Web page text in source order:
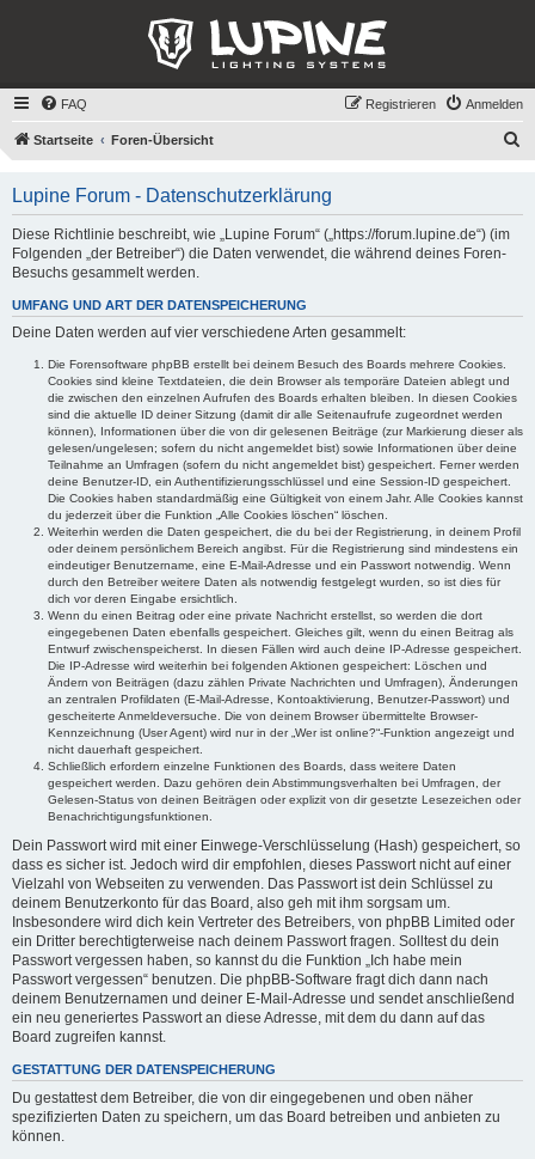
FAQ Anmelden
Registrieren
Startseite Foren-Übersicht
Lupine Forum - Datenschutzerklärung
Diese Richtlinie beschreibt, wie „Lupine Forum“ („https://forum.lupine.de“) (im
Folgenden „der Betreiber“) die Daten verwendet, die während deines Foren-
Besuchs gesammelt werden.
UMFANG UND ART DER DATENSPEICHERUNG
Deine Daten werden auf vier verschiedene Arten gesammelt:
Die Forensoftware phpBB erstellt bei deinem Besuch des Boards mehrere Cookies.
Cookies sind kleine Textdateien, die dein Browser als temporäre Dateien ablegt und
die zwischen den einzelnen Aufrufen des Boards erhalten bleiben. In diesen Cookies
sind die aktuelle ID deiner Sitzung (damit dir alle Seitenaufrufe zugeordnet werden
können), Informationen über die von dir gelesenen Beiträge (zur Markierung dieser als
gelesen/ungelesen; sofern du nicht angemeldet bist) sowie Informationen über deine
Teilnahme an Umfragen (sofern du nicht angemeldet bist) gespeichert. Ferner werden
deine Benutzer-ID, ein Authentifizierungsschlüssel und eine Session-ID gespeichert.
Die Cookies haben standardmäßig eine Gültigkeit von einem Jahr. Alle Cookies kannst
du jederzeit über die Funktion „Alle Cookies löschen“ löschen.
Weiterhin werden die Daten gespeichert, die du bei der Registrierung, in deinem Profil
oder deinem persönlichem Bereich angibst. Für die Registrierung sind mindestens ein
eindeutiger Benutzername, eine E-Mail-Adresse und ein Passwort notwendig. Wenn
durch den Betreiber weitere Daten als notwendig festgelegt wurden, so ist dies für
dich vor deren Eingabe ersichtlich.
Wenn du einen Beitrag oder eine private Nachricht erstellst, so werden die dort
eingegebenen Daten ebenfalls gespeichert. Gleiches gilt, wenn du einen Beitrag als
Entwurf zwischenspeicherst. In diesen Fällen wird auch deine IP-Adresse gespeichert.
Die IP-Adresse wird weiterhin bei folgenden Aktionen gespeichert: Löschen und
Ändern von Beiträgen (dazu zählen Private Nachrichten und Umfragen), Änderungen
an zentralen Profildaten (E-Mail-Adresse, Kontoaktivierung, Benutzer-Passwort) und
gescheiterte Anmeldeversuche. Die von deinem Browser übermittelte Browser-
Kennzeichnung (User Agent) wird nur in der „Wer ist online?“-Funktion angezeigt und
nicht dauerhaft gespeichert.
Schließlich erfordern einzelne Funktionen des Boards, dass weitere Daten
gespeichert werden. Dazu gehören dein Abstimmungsverhalten bei Umfragen, der
Gelesen-Status von deinen Beiträgen oder explizit von dir gesetzte Lesezeichen oder
Benachrichtigungsfunktionen.
Dein Passwort wird mit einer Einwege-Verschlüsselung (Hash) gespeichert, so
dass es sicher ist. Jedoch wird dir empfohlen, dieses Passwort nicht auf einer
Vielzahl von Webseiten zu verwenden. Das Passwort ist dein Schlüssel zu
deinem Benutzerkonto für das Board, also geh mit ihm sorgsam um.
Insbesondere wird dich kein Vertreter des Betreibers, von phpBB Limited oder
ein Dritter berechtigterweise nach deinem Passwort fragen. Solltest du dein
Passwort vergessen haben, so kannst du die Funktion „Ich habe mein
Passwort vergessen“ benutzen. Die phpBB-Software fragt dich dann nach
deinem Benutzernamen und deiner E-Mail-Adresse und sendet anschließend
ein neu generiertes Passwort an diese Adresse, mit dem du dann auf das
Board zugreifen kannst.
GESTATTUNG DER DATENSPEICHERUNG
Du gestattest dem Betreiber, die von dir eingegebenen und oben näher
spezifizierten Daten zu speichern, um das Board betreiben und anbieten zu
können.